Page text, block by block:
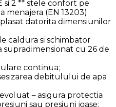
si 2 ** stele confort pe
menajera (EN 13203)
datorita dimensiunilor
caldura si schimbator
cu 26 de
continua;
debitulului de apa
– asigura protectia
sau presiuni joase;